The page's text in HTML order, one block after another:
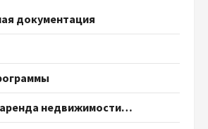
документация
недвижимости…